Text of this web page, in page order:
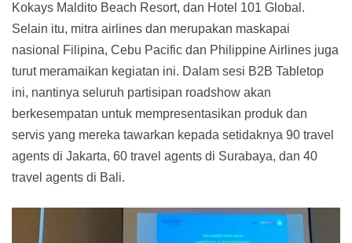
Kokays Maldito Beach Resort, dan Hotel 101 Global.
Selain itu, mitra airlines dan merupakan maskapai
nasional Filipina, Cebu Pacific dan Philippine Airlines juga
turut meramaikan kegiatan ini. Dalam sesi B2B Tabletop
ini, nantinya seluruh partisipan roadshow akan
berkesempatan untuk mempresentasikan produk dan
servis yang mereka tawarkan kepada setidaknya 90 travel
agents di Jakarta, 60 travel agents di Surabaya, dan 40
travel agents di Bali.